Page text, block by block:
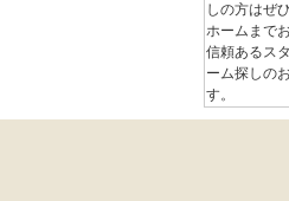
しの方はぜ
ホームまで
信頼あるス
ーム探しの
す。